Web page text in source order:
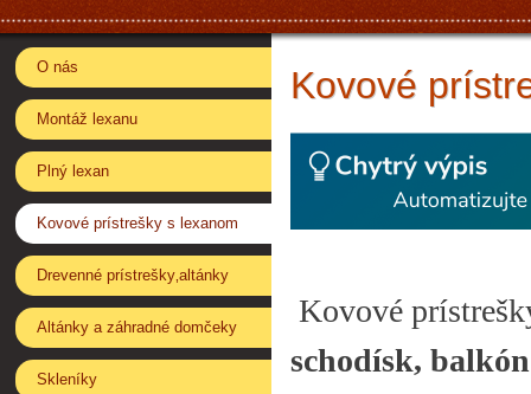
Kovové
Kovové
schodísk,
O nás
Montáž lexanu
Plný lexan
Kovové prístrešky s lexanom
Drevenné prístrešky‚altánky
Altánky a záhradné domčeky
Skleníky